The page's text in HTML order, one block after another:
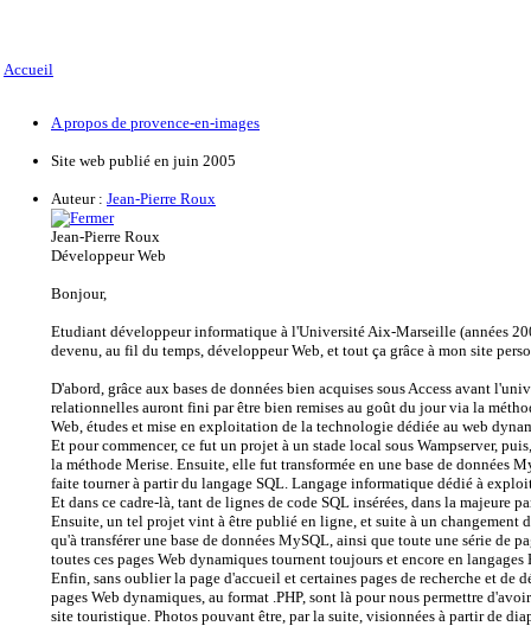
Accueil
A propos de provence-en-images
Site web publié en juin 2005
Auteur : Jean-Pierre Roux
Jean-Pierre Roux
Développeur Web
Bonjour,
Etudiant développeur informatique à l'Université Aix-Marseille (années
devenu, au fil du temps, développeur Web, et tout ça grâce à mon site
D'abord, grâce aux bases de données bien acquises sous Access avant
relationnelles auront fini par être bien remises au goût du jour via la
Web, études et mise en exploitation de la technologie dédiée au web
Et pour commencer, ce fut un projet à un stade local sous Wampserver,
la méthode Merise. Ensuite, elle fut transformée en une base de données
faite tourner à partir du langage SQL. Langage informatique dédié à
Et dans ce cadre-là, tant de lignes de code SQL insérées, dans la majeure
Ensuite, un tel projet vint à être publié en ligne, et suite à un changement
qu'à transférer une base de données MySQL, ainsi que toute une série de
toutes ces pages Web dynamiques tournent toujours et encore en
Enfin, sans oublier la page d'accueil et certaines pages de recherche et de
pages Web dynamiques, au format .PHP, sont là pour nous permettre
site touristique. Photos pouvant être, par la suite, visionnées à partir de